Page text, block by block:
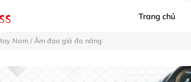
Trang chủ
Nam / Âm đạo giả đa năng